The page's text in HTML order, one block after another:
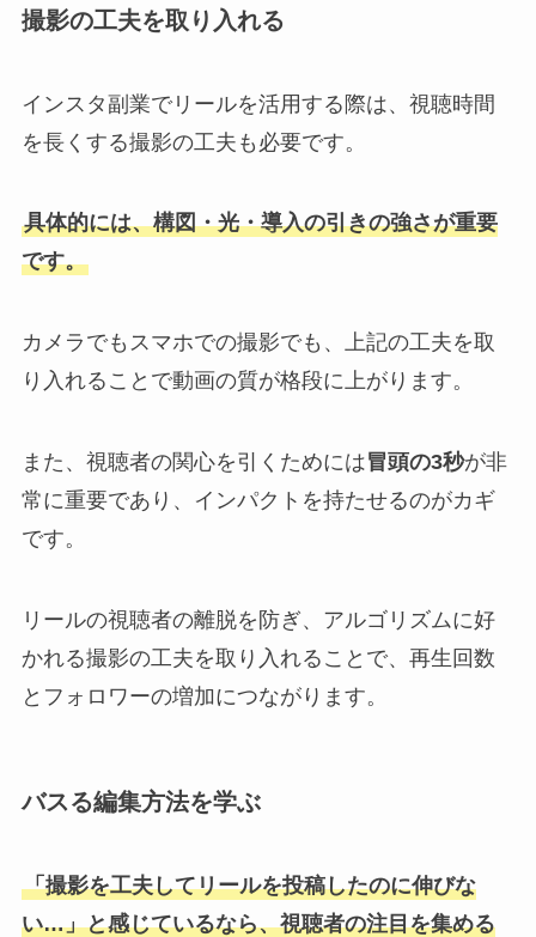
撮影の工夫を取り入れる
インスタ副業でリールを活用する際は、視聴時間
を長くする撮影の工夫も必要です。
具体的には、構図・光・導入の引きの強さが重要
です。
カメラでもスマホでの撮影でも、上記の工夫を取
り入れることで動画の質が格段に上がります。
また、視聴者の関心を引くためには冒頭の3秒が非
常に重要であり、インパクトを持たせるのがカギ
です。
リールの視聴者の離脱を防ぎ、アルゴリズムに好
かれる撮影の工夫を取り入れることで、再生回数
とフォロワーの増加につながります。
バスる編集方法を学ぶ
「撮影を工夫してリールを投稿したのに伸びな
い…」と感じているなら、視聴者の注目を集める